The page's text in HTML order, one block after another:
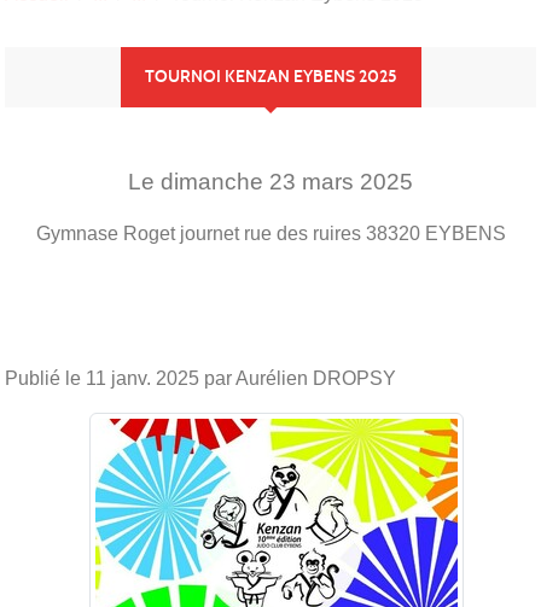
et
TOURNOI KENZAN EYBENS 2025
Le dimanche 23 mars 2025
Gymnase Roget journet rue des ruires 38320 EYBENS
Publié le 11 janv. 2025 par Aurélien DROPSY